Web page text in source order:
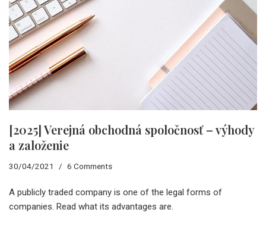
[2025] Verejná obchodná spoločnosť – výhody
a založenie
30/04/2021 6 Comments
A publicly traded company is one of the legal forms of
companies. Read what its advantages are.